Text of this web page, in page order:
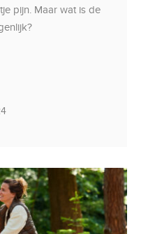
pijn. Maar wat is de